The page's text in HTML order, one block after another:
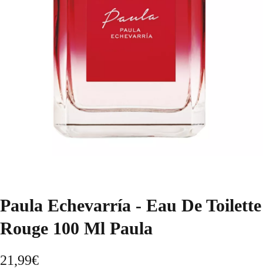
Paula Echevarría - Eau De Toilette
Rouge 100 Ml Paula
21,99€